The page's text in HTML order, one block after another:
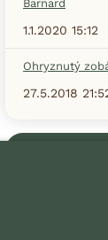
Barnard
1.1.2020 15:12
Ohryznutý
27.5.2018